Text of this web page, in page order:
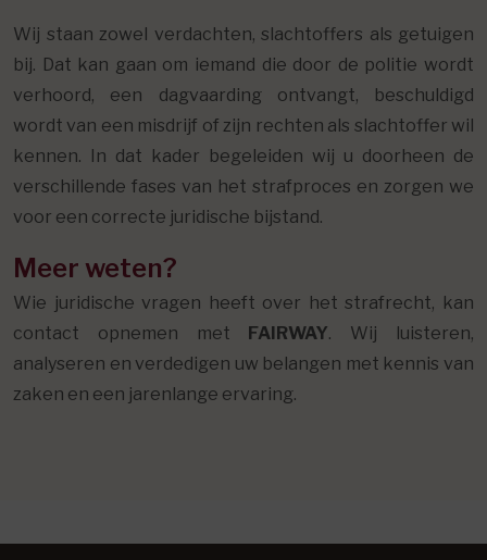
Wij staan zowel verdachten, slachtoffers als getuigen
bij. Dat kan gaan om iemand die door de politie wordt
verhoord, een dagvaarding ontvangt, beschuldigd
wordt van een misdrijf of zijn rechten als slachtoffer wil
kennen. In dat kader begeleiden wij u doorheen de
verschillende fases van het strafproces en zorgen we
voor een correcte juridische bijstand.
Meer weten?
Wie juridische vragen heeft over het strafrecht, kan
contact opnemen met
FAIRWAY. Wij luisteren,
analyseren en verdedigen uw belangen met kennis van
zaken en een jarenlange ervaring.